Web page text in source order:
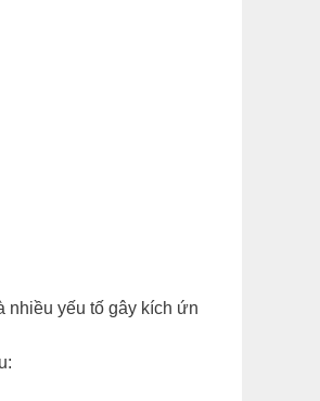
nhiều yếu tố gây kích ứn